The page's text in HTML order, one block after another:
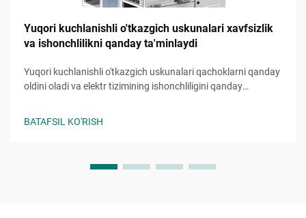
Yuqori kuchlanishli o'tkazgich uskunalari xavfsizlik
va ishonchlilikni qanday ta'minlaydi
Yuqori kuchlanishli o'tkazgich uskunalari qachoklarni qanday
oldini oladi va elektr tizimining ishonchliligini qanday
BATAFSIL KO'RISH